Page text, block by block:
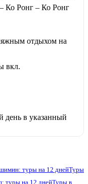
Ко Ронг – Ко Ронг
отдыхом на
вкл.
день в указанный
туры на 12 днейТуры
туры на 12 днейТуры в